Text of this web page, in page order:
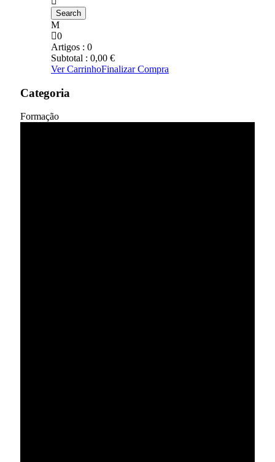
0
Artigos : 0
Subtotal : 0,00 €
Ver CarrinhoFinalizar Compra
Categoria
Formação